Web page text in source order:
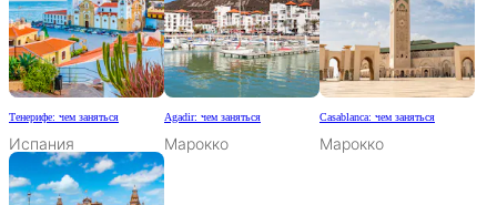
Тенерифе: чем заняться
Испания
Agadir: чем заняться
Марокко
Casablanca: чем заняться
Марокко